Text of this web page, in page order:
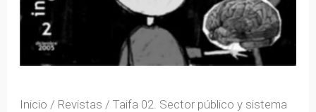
Inicio / Revistas / Taifa 02. Sector público y sistema